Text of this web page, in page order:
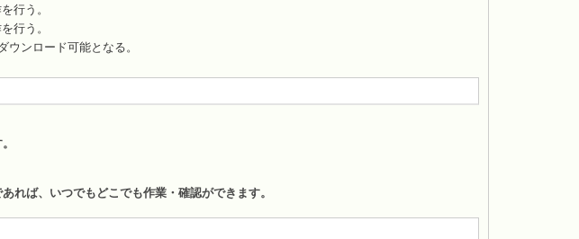
行う。
行う。
ンロード可能となる。
れば、いつでもどこでも作業・確認ができます。